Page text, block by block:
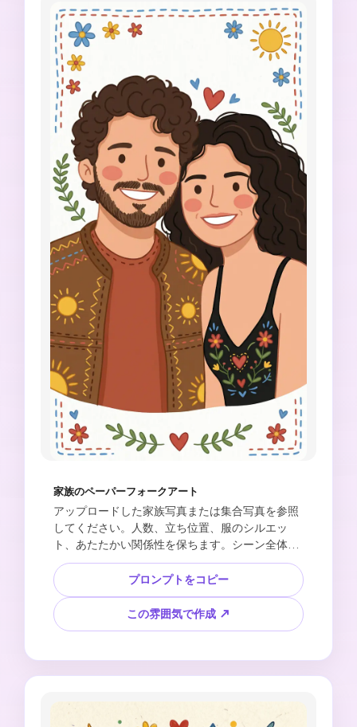
家族のペーパーフォークアート
アップロードした家族写真または集合写真を参照
してください。人数、立ち位置、服のシルエッ
ト、あたたかい関係性を保ちます。シーン全体
を、ドゥードル風の縁取り、シンプルな顔、丸み
のある手作り風の形、元写真とは違う明るい配
色、白い紙の背景で構成された、かわいいフォー
クアート風フラットイラストに変換してくださ
い。ステッチ線、花、太陽、ハート、葉の模様な
ます。3:2の横長構図。人物の追加、リアルすぎる
顔、歪んだ手、乱雑な模様、生成された文字、ブ
プロンプトをコピー
この雰囲気で作成 ↗